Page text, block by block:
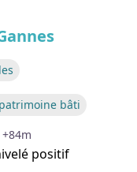
bâti
+84m
positif